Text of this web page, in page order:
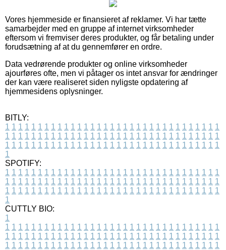
Vores hjemmeside er finansieret af reklamer. Vi har tætte
samarbejder med en gruppe af internet virksomheder
eftersom vi fremviser deres produkter, og får betaling under
forudsætning af at du gennemfører en ordre.
Data vedrørende produkter og online virksomheder
ajourføres ofte, men vi påtager os intet ansvar for ændringer
der kan være realiseret siden nyligste opdatering af
hjemmesidens oplysninger.
BITLY:
1 1 1 1 1 1 1 1 1 1 1 1 1 1 1 1 1 1 1 1 1 1 1 1 1 1 1 1 1 1 1 1 1
1 1 1 1 1 1 1 1 1 1 1 1 1 1 1 1 1 1 1 1 1 1 1 1 1 1 1 1 1 1 1 1 1
1 1 1 1 1 1 1 1 1 1 1 1 1 1 1 1 1 1 1 1 1 1 1 1 1 1 1 1 1 1 1 1 1
1
SPOTIFY:
1 1 1 1 1 1 1 1 1 1 1 1 1 1 1 1 1 1 1 1 1 1 1 1 1 1 1 1 1 1 1 1 1
1 1 1 1 1 1 1 1 1 1 1 1 1 1 1 1 1 1 1 1 1 1 1 1 1 1 1 1 1 1 1 1 1
1 1 1 1 1 1 1 1 1 1 1 1 1 1 1 1 1 1 1 1 1 1 1 1 1 1 1 1 1 1 1 1 1
1
CUTTLY BIO:
1
1 1 1 1 1 1 1 1 1 1 1 1 1 1 1 1 1 1 1 1 1 1 1 1 1 1 1 1 1 1 1 1 1
1 1 1 1 1 1 1 1 1 1 1 1 1 1 1 1 1 1 1 1 1 1 1 1 1 1 1 1 1 1 1 1 1
1 1 1 1 1 1 1 1 1 1 1 1 1 1 1 1 1 1 1 1 1 1 1 1 1 1 1 1 1 1 1 1 1